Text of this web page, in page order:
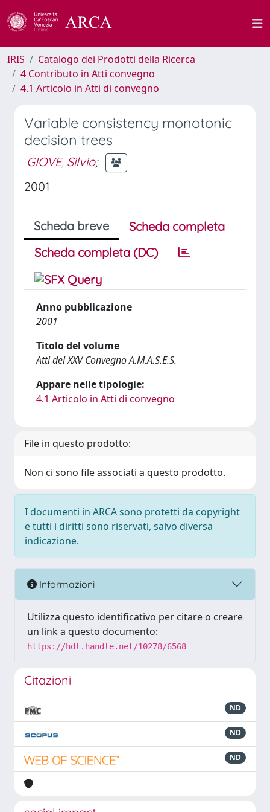
IRIS
Catalogo dei Prodotti della Ricerca
4 Contributo in Atti convegno
4.1 Articolo in Atti di convegno
Variable consistency monotonic
decision trees
GIOVE, Silvio;
2001
Scheda breve
Scheda completa
Scheda completa (DC)
Anno pubblicazione
2001
Titolo del volume
Atti del XXV Convegno A.M.A.S.E.S.
Appare nelle tipologie:
4.1 Articolo in Atti di convegno
File in questo prodotto:
Non ci sono file associati a questo prodotto.
I documenti in ARCA sono protetti da copyright
e tutti i diritti sono riservati, salvo diversa
indicazione.
Informazioni
Utilizza questo identificativo per citare o creare
un link a questo documento:
https://hdl.handle.net/10278/6568
Citazioni
ND
ND
ND